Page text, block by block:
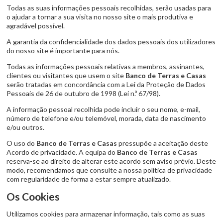
Todas as suas informações pessoais recolhidas, serão usadas para
o ajudar a tornar a sua visita no nosso site o mais produtiva e
agradável possível.
A garantia da confidencialidade dos dados pessoais dos utilizadores
do nosso site é importante para nós.
Todas as informações pessoais relativas a membros, assinantes,
clientes ou visitantes que usem o site Banco de Terras e Casas
serão tratadas em concordância com a Lei da Proteção de Dados
Pessoais de 26 de outubro de 1998 (Lei n.º 67/98).
A informação pessoal recolhida pode incluir o seu nome, e-mail,
número de telefone e/ou telemóvel, morada, data de nascimento
e/ou outros.
O uso do Banco de Terras e Casas pressupõe a aceitação deste
Acordo de privacidade. A equipa do Banco de Terras e Casas
reserva-se ao direito de alterar este acordo sem aviso prévio. Deste
modo, recomendamos que consulte a nossa política de privacidade
com regularidade de forma a estar sempre atualizado.
Os Cookies
Utilizamos cookies para armazenar informação, tais como as suas